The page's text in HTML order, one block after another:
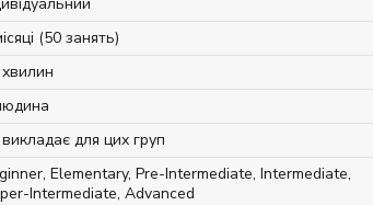
(50 занять)
для цих груп
, Elementary, Pre-Intermediate, Intermediate,
Intermediate, Advanced